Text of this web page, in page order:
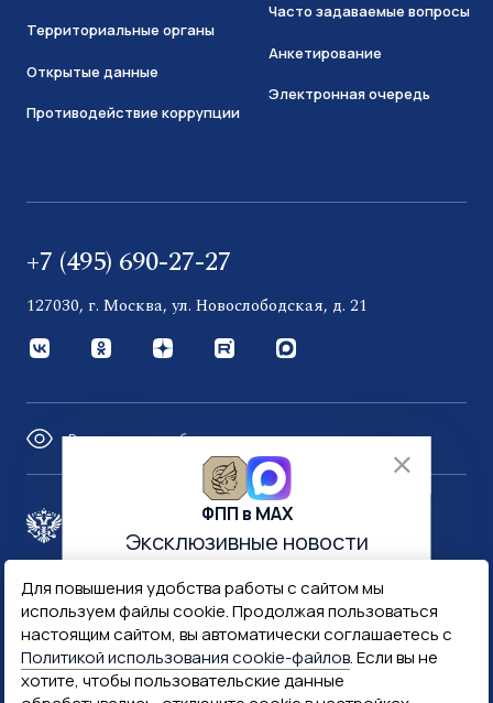
Для повышения удобства работы с сайтом мы
используем файлы cookie. Продолжая пользоваться
настоящим сайтом, вы автоматически соглашаетесь с
Политикой использования cookie-файлов. Если вы не
хотите, чтобы пользовательские данные
Территориальные органы
Открытые данные
Противодействие коррупции
Часто задаваемые вопросы
Анкетирование
Электронная очередь
+7 (495) 690-27-27
127030, г. Москва, ул. Новослободская, д. 21
Версия для слабовидящих
Правительство России
Минфин России Гознак
Госуслуги Госключ
ФПП в МАХ
Эксклюзивные новости